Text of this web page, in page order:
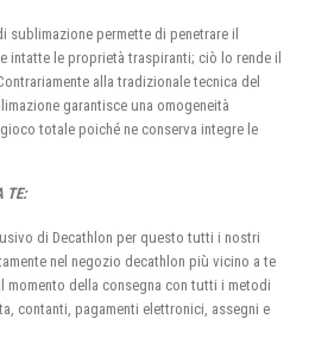
permette di penetrare il
intatte le proprietà traspiranti; ciò lo rende il
alla tradizionale tecnica del
garantisce una omogeneità
totale poiché ne conserva integre le
TE:
di Decathlon per questo tutti i nostri
nel negozio decathlon più vicino a te
momento della consegna con tutti i metodi
contanti, pagamenti elettronici, assegni e